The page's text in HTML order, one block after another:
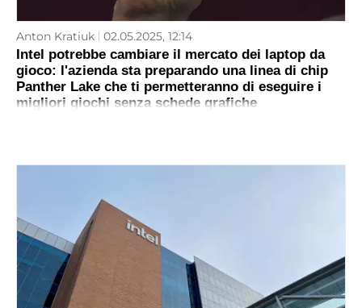
Anton Kratiuk 02.05.2025, 12:14
Intel potrebbe cambiare il mercato dei laptop da
gioco: l'azienda sta preparando una linea di chip
Panther Lake che ti permetteranno di eseguire i
migliori giochi senza schede grafiche